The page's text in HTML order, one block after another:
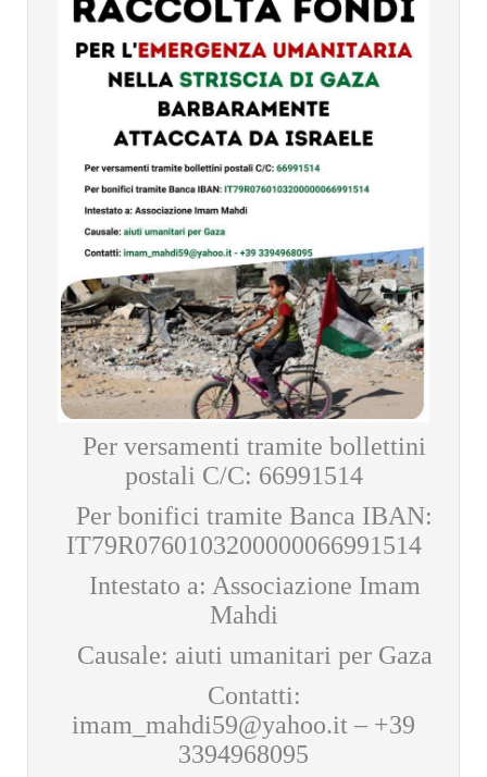
Per versamenti tramite bollettini
postali C/C: 66991514
Per bonifici tramite Banca IBAN:
IT79R0760103200000066991514
Intestato a: Associazione Imam
Mahdi
Causale: aiuti umanitari per Gaza
Contatti:
imam_mahdi59@yahoo.it – +39
3394968095